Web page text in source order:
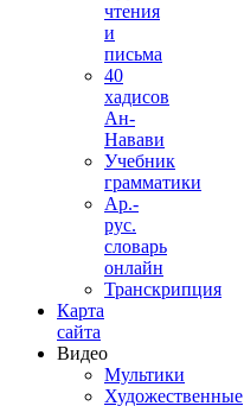
чтения
и
письма
40
хадисов
Ан-
Навави
Учебник
грамматики
Ар.-
рус.
словарь
онлайн
Транскрипция
Карта
сайта
Видео
Мультики
Художественные